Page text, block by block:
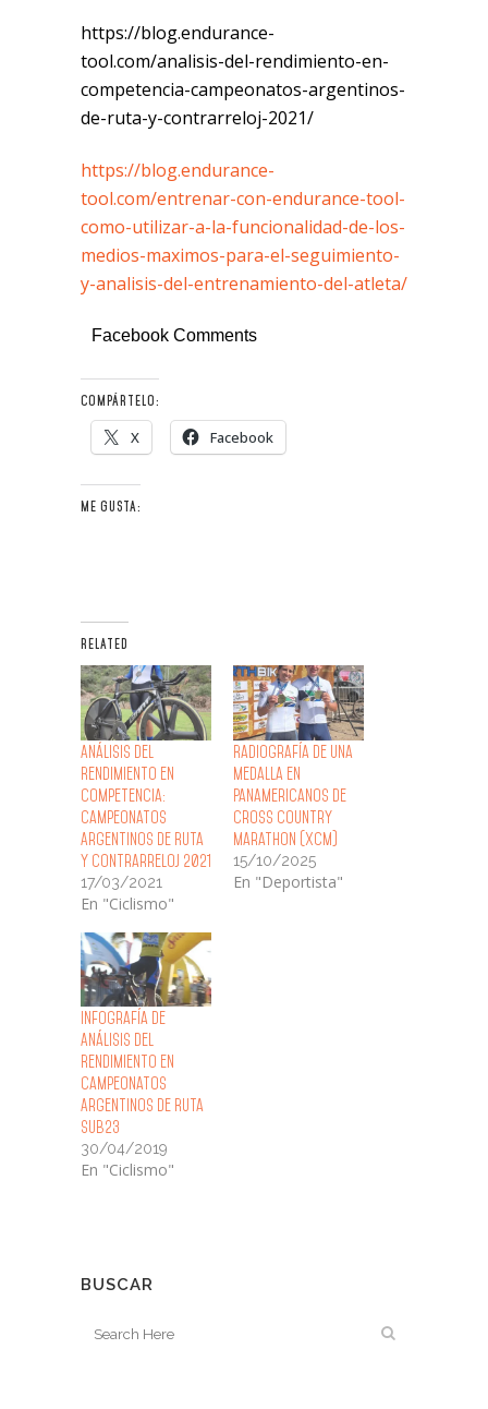
https://blog.endurance-
tool.com/analisis-del-rendimiento-en-
competencia-campeonatos-argentinos-
de-ruta-y-contrarreloj-2021/
https://blog.endurance-
tool.com/entrenar-con-endurance-tool-
como-utilizar-a-la-funcionalidad-de-los-
medios-maximos-para-el-seguimiento-
y-analisis-del-entrenamiento-del-atleta/
Facebook Comments
COMPÁRTELO:
X Facebook
ME GUSTA:
RELATED
Análisis del
Rendimiento en
Competencia:
Campeonatos
Argentinos de Ruta
y Contrarreloj 2021
17/03/2021
En "Ciclismo"
Radiografía de una
Medalla en
Panamericanos de
Cross Country
Marathon (XCM)
15/10/2025
En "Deportista"
Infografía de
Análisis del
Rendimiento en
Campeonatos
Argentinos de Ruta
sub23
30/04/2019
En "Ciclismo"
BUSCAR